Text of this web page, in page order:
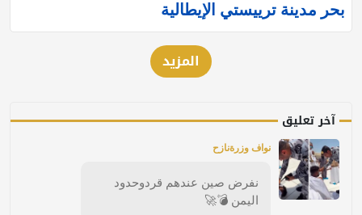
بحر مدينة ترييستي الإيطالية
المزيد
آخر تعليق
نواف وزرةنازح
نفرض صين عندهم قردوحدود
اليمن 💣🚀